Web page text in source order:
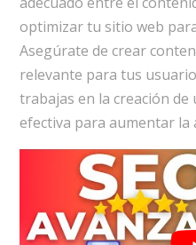
optimizar tu sitio web
Asegúrate de crear
relevante para tus
trabajas en la creación de
efectiva para aumentar